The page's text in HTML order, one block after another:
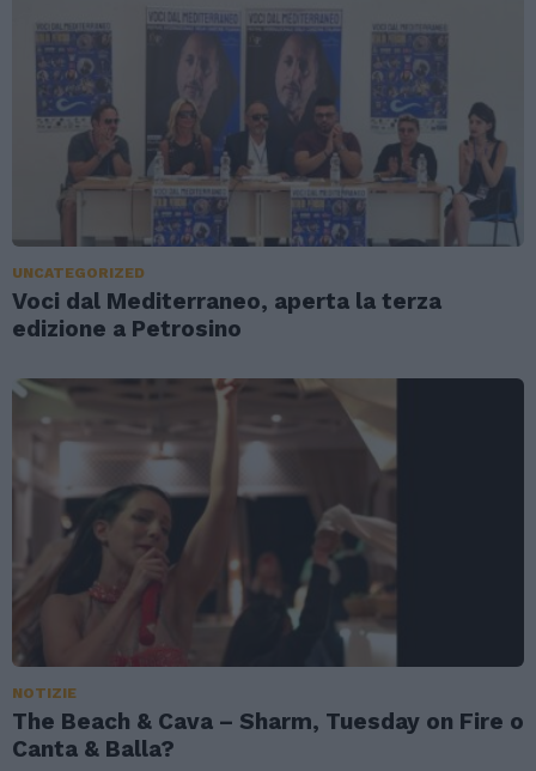
UNCATEGORIZED
Voci dal Mediterraneo, aperta la terza
edizione a Petrosino
NOTIZIE
The Beach & Cava – Sharm, Tuesday on Fire o
Canta & Balla?